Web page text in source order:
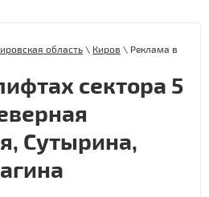
область \ Киров \ Реклама в
сектора 5
Сутырина,